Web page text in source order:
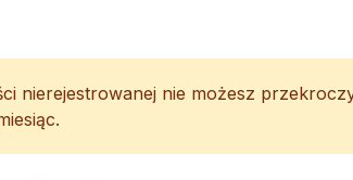
nierejestrowanej nie możesz